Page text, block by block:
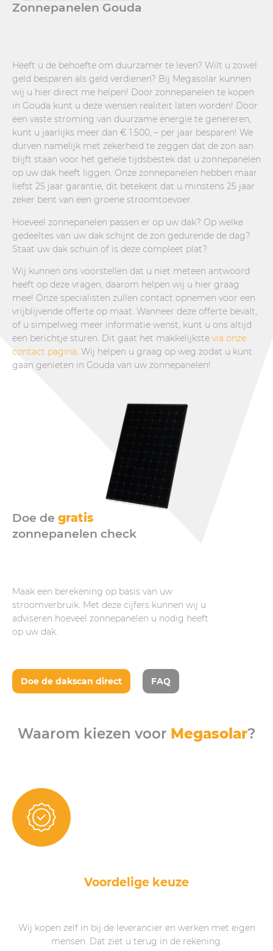
Zonnepanelen Gouda
Heeft u de behoefte om duurzamer te leven? Wilt u zowel
geld besparen als geld verdienen? Bij Megasolar kunnen
wij u hier direct me helpen! Door zonnepanelen te kopen
in Gouda kunt u deze wensen realiteit laten worden! Door
een vaste stroming van duurzame energie te genereren,
kunt u jaarlijks meer dan € 1.500, – per jaar besparen! We
durven namelijk met zekerheid te zeggen dat de zon aan
blijft staan voor het gehele tijdsbestek dat u zonnepanelen
op uw dak heeft liggen. Onze zonnepanelen hebben maar
liefst 25 jaar garantie, dit betekent dat u minstens 25 jaar
zeker bent van een groene stroomtoevoer.
Hoeveel zonnepanelen passen er op uw dak? Op welke
gedeeltes van uw dak schijnt de zon gedurende de dag?
Staat uw dak schuin of is deze compleet plat?
Wij kunnen ons voorstellen dat u niet meteen antwoord
heeft op deze vragen, daarom helpen wij u hier graag
mee! Onze specialisten zullen contact opnemen voor een
vrijblijvende offerte op maat. Wanneer deze offerte bevalt,
of u simpelweg meer informatie wenst, kunt u ons altijd
een berichtje sturen. Dit gaat het makkelijkste via onze
contact pagina. Wij helpen u graag op weg zodat u kunt
gaan genieten in Gouda van uw zonnepanelen!
Doe de gratis
zonnepanelen check
Maak een berekening op basis van uw
stroomverbruik. Met deze cijfers kunnen wij u
adviseren hoeveel zonnepanelen u nodig heeft
op uw dak.
Doe de dakscan direct FAQ
Waarom kiezen voor Megasolar?
Voordelige keuze
Wij kopen zelf in bij de leverancier en werken met eigen
mensen. Dat ziet u terug in de rekening.